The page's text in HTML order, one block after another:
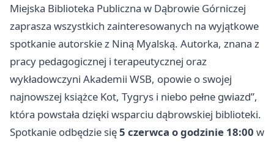
Miejska Biblioteka Publiczna w Dąbrowie Górniczej
zaprasza wszystkich zainteresowanych na wyjątkowe
spotkanie autorskie z Niną Myalską. Autorka, znana z
pracy pedagogicznej i terapeutycznej oraz
wykładowczyni Akademii WSB, opowie o swojej
najnowszej książce Kot, Tygrys i niebo pełne gwiazd”,
która powstała dzięki wsparciu dąbrowskiej biblioteki.
Spotkanie odbędzie się5 czerwca o godzinie 18:00 w